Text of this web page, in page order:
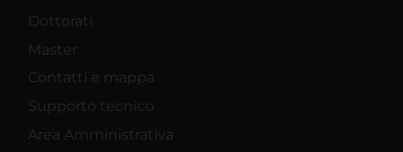
Dottorati
Master
Contatti e mappa
Supporto tecnico
Area Amministrativa